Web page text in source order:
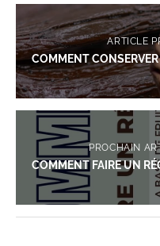
ARTICLE
COMMENT
PROCHAIN
COMMENT FAIRE UN